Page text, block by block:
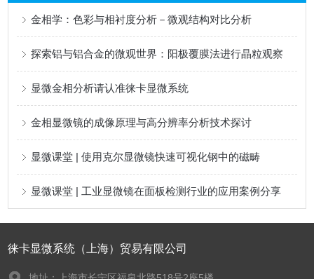
金相学：色彩与相衬度分析－微观结构对比分析
探索铝与铝合金的微观世界：阳极覆膜法进行晶粒观察
显微金相分析请认准徕卡显微系统
金相显微镜的成像原理与高分辨率分析技术探讨
显微课堂 | 使用克尔显微镜快速可视化钢中的磁畴
显微课堂 | 工业显微镜在面板检测行业的应用案例分享
徕卡显微系统（上海）贸易有限公司